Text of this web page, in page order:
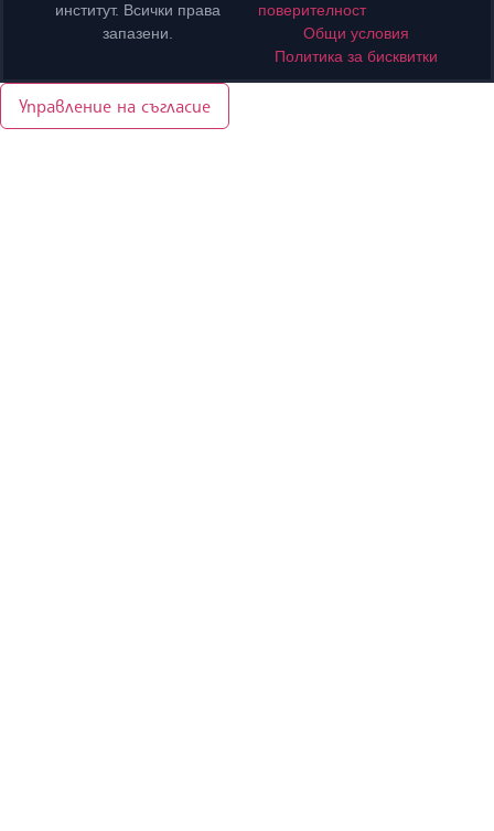
институт. Всички права
запазени.
поверителност
Общи условия
Политика за бисквитки
Управление на съгласие